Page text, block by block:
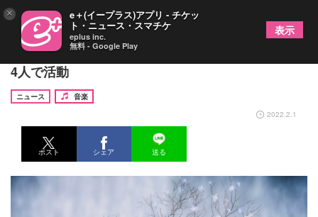
Little Glee Monster、芹奈が長期静養のため当面は
4人で活動
ニュース
音楽
2022.2.1
ポスト シェア 送る
× e＋(イープラス)アプリ - チケッ
ト・ニュース・スマチケ
eplus inc.
無料 - Google Play
表示